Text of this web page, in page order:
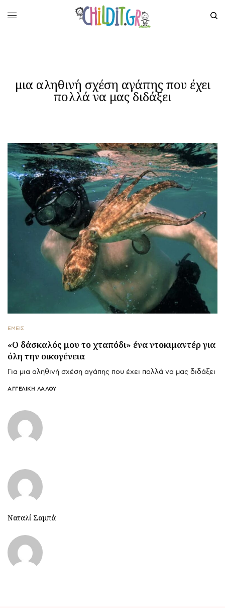
μια αληθινή σχέση αγάπης που έχει
πολλά να μας διδάξει
ΕΜΕΙΣ
«Ο δάσκαλός μου το χταπόδι» ένα ντοκιμαντέρ για
όλη την οικογένεια
Για μια αληθινή σχέση αγάπης που έχει πολλά να μας διδάξει
ΑΓΓΕΛΙΚΉ ΛΆΛΟΥ
Ναταλί Σαμπά